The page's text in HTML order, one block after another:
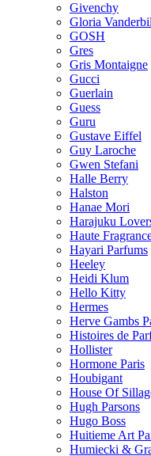
Givenchy
Gloria
GOSH
Gres
Gris Montaigne
Gucci
Guerlain
Guess
Guru
Gustave Eiffel
Guy Laroche
Gwen Stefani
Halle Berry
Halston
Hanae Mori
Harajuku
Haute
Hayari Parfums
Heeley
Heidi Klum
Hello Kitty
Hermes
Herve Gambs
Histoires de
Hollister
Hormone Paris
Houbigant
House Of
Hugh Parsons
Hugo Boss
Huitieme Art
Humiecki &